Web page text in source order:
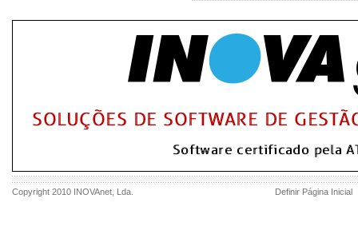
Copyright 2010 INOVAnet , Lda. Definir Página Inicial